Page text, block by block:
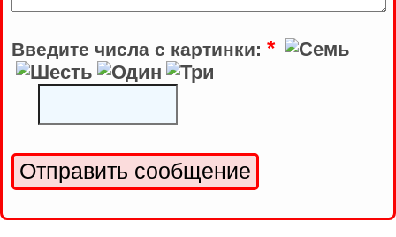
Введите числа с картинки: *